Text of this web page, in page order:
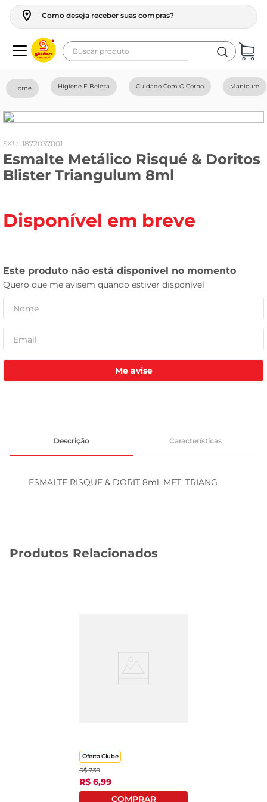
Como deseja receber suas compras?
Buscar produto
Higiene E Beleza Cuidado Com O Corpo Manicure
: 1872037001
Esmalte Metálico Risqué & Doritos
Blister Triangulum 8ml
Disponível em breve
Me avise
Descrição Características
ESMALTE RISQUE & DORIT 8ml, MET, TRIANG
Produtos Relacionados
Oferta Clube
R$ 7,39
R$ 6,99
geladeira
fogao
café
cerveja
leite
celular